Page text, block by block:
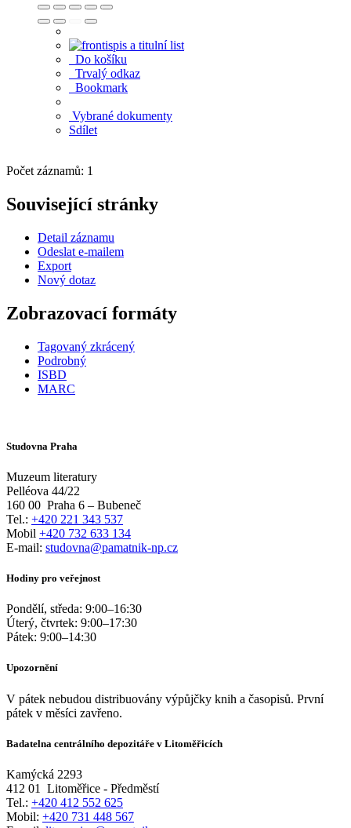
Do košíku
Trvalý odkaz
Bookmark
Vybrané dokumenty
Sdílet
Počet záznamů: 1
Související stránky
Detail záznamu
Odeslat e-mailem
Export
Nový dotaz
Zobrazovací formáty
Tagovaný zkrácený
Podrobný
ISBD
MARC
Studovna Praha
Muzeum literatury
Pelléova 44/22
160 00 Praha 6 – Bubeneč
Tel.: +420 221 343 537
Mobil +420 732 633 134
E-mail: studovna@pamatnik-np.cz
Hodiny pro veřejnost
Pondělí, středa: 9:00–16:30
Úterý, čtvrtek: 9:00–17:30
Pátek: 9:00–14:30
Upozornění
V pátek nebudou distribuovány výpůjčky knih a časopisů. První
pátek v měsíci zavřeno.
Badatelna centrálního depozitáře v Litoměřicích
Kamýcká 2293
412 01
Litoměřice - Předměstí
Tel.: +420 412 552 625
Mobil: +420 731 448 567